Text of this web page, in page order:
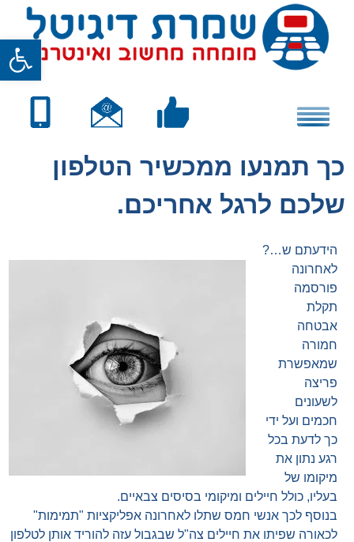
content
כך תמנעו ממכשיר הטלפון
שלכם לרגל אחריכם.
הידעתם ש…?
לאחרונה
פורסמה
תקלת
אבטחה
חמורה
שמאפשרת
פריצה
לשעונים
חכמים ועל ידי
כך לדעת בכל
רגע נתון את
מיקומו של
בעליו, כולל חיילים ומיקומי בסיסים צבאיים.
בנוסף לכך אנשי חמס שתלו לאחרונה אפליקציות "תמימות"
לכאורה שפיתו את חיילים צה"ל שבגבול עזה להוריד אותן לטלפון
פתח